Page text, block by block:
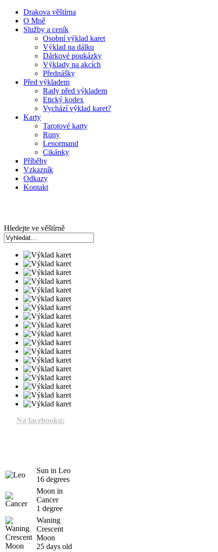
Drakova věštírna
O Mně
Služby a ceník
Osobní výklad karet
Výklad na dálku
Dárkové poukázky
Výklady na akcích
Přednášky
Před výkladem
Rady před výkladem
Etický kodex
Vychází výklad karet?
Karty
Tarotové karty
Runy
Lenormand
Cikánky
Příběhy
Vzkazník
Odkazy
Kontakt
Hledejte ve věštírně
Na facebooku:
Sun in Leo
16 degrees
Moon in
Cancer
1 degree
Waning
Crescent
Moon
25 days old